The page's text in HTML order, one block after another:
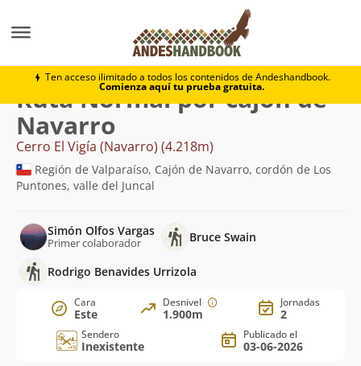
Ten acceso ilimitado a todos los contenidos de Andeshandbook.
Comienza aquí tu prueba gratuita.
Cerro El Vigía (Navarro)
Ruta Normal por cajón de
Navarro
Cerro El Vigía (Navarro) (4.218m)
Región de Valparaíso, Cajón de Navarro, cordón de Los
Puntones, valle del Juncal
Simón Olfos Vargas
Primer colaborador Bruce Swain
Rodrigo Benavides Urrizola
Cara
Este
Desnivel
1.900m
Jornadas
2
Sendero
Inexistente
Publicado el
03-06-2026